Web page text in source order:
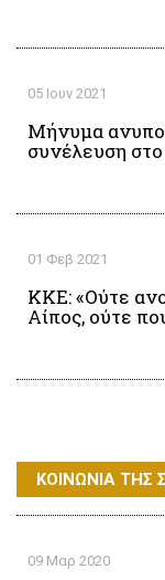
05 Ιουν 2021
Μήνυμα
συνέλευση
01 Φεβ 2021
ΚΚΕ: «Ούτε
Αίπος, ούτε
ΚΟΙΝΩΝΙΑ ΤΗΣ
09 Μαρ 2020